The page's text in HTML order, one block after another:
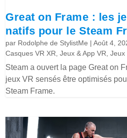
Great on Frame : les
natifs pour le Steam
par Rodolphe de StylistMe |Août 4,
Casques VR XR,Jeux & App VR,Jeux
Steam a ouvert la page Great on
jeux VR sensés être optimisés
Steam Frame.